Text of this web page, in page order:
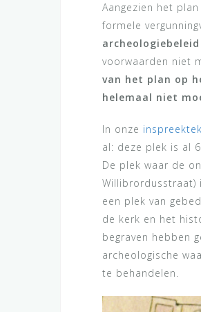
Aangezien het
formele
voorwaarden niet
van het plan op
helemaal niet
In onze
al: deze plek is al
De plek waar de
Willibrordusstraat)
een plek van
de kerk en het
begraven hebben
archeologische
te behandelen.